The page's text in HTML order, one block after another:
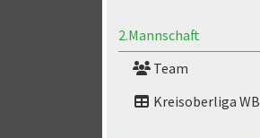
2.Mannschaft
Team
Kreisoberliga WB